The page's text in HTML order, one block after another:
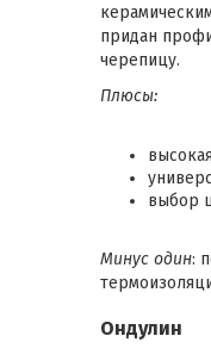
придан
черепицу.
Плюсы:
выбор
Минус один:
Ондулин